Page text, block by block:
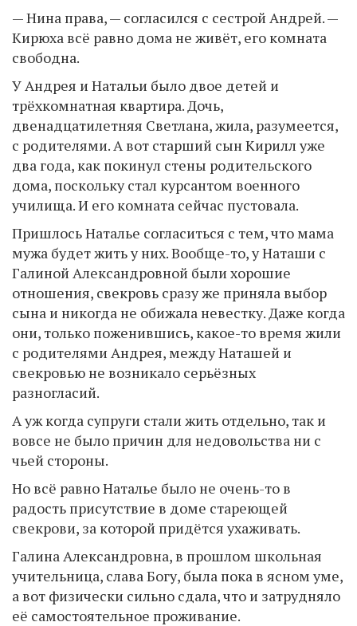
— Нина права, — согласился с сестрой Андрей. —
Кирюха всё равно дома не живёт, его комната
свободна.
У Андрея и Натальи было двое детей и
трёхкомнатная квартира. Дочь,
двенадцатилетняя Светлана, жила, разумеется,
с родителями. А вот старший сын Кирилл уже
два года, как покинул стены родительского
дома, поскольку стал курсантом военного
училища. И его комната сейчас пустовала.
Пришлось Наталье согласиться с тем, что мама
мужа будет жить у них. Вообще-то, у Наташи с
Галиной Александровной были хорошие
отношения, свекровь сразу же приняла выбор
сына и никогда не обижала невестку. Даже когда
они, только поженившись, какое-то время жили
с родителями Андрея, между Наташей и
свекровью не возникало серьёзных
разногласий.
А уж когда супруги стали жить отдельно, так и
вовсе не было причин для недовольства ни с
чьей стороны.
Но всё равно Наталье было не очень-то в
радость присутствие в доме стареющей
свекрови, за которой придётся ухаживать.
Галина Александровна, в прошлом школьная
учительница, слава Богу, была пока в ясном уме,
а вот физически сильно сдала, что и затрудняло
её самостоятельное проживание.